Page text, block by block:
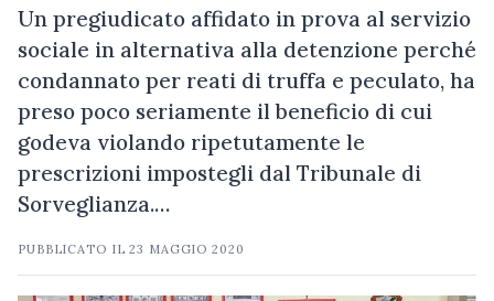
Un pregiudicato affidato in prova al servizio
sociale in alternativa alla detenzione perché
condannato per reati di truffa e peculato, ha
preso poco seriamente il beneficio di cui
godeva violando ripetutamente le
prescrizioni impostegli dal Tribunale di
Sorveglianza.…
PUBBLICATO IL23 MAGGIO 2020